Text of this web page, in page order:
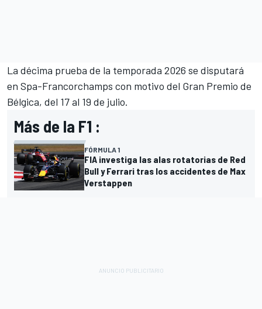
La décima prueba de la temporada 2026 se disputará
en Spa-Francorchamps con motivo del Gran Premio de
Bélgica, del 17 al 19 de julio.
Más de la F1 :
FÓRMULA 1
FIA investiga las alas rotatorias de Red
Bull y Ferrari tras los accidentes de Max
Verstappen